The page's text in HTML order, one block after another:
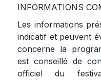
INFORMATIONS
Les informations
indicatif et peuvent
concerne la
est conseillé de
officiel du